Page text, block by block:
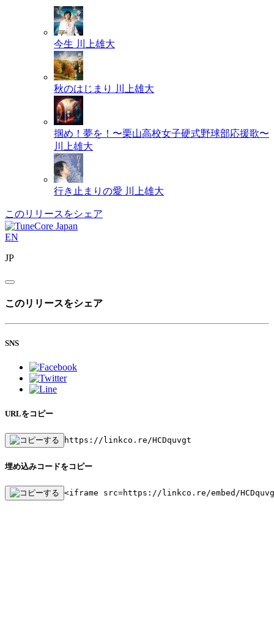
今生 川上雄大
秋のはじまり 川上雄大
掴め！夢を！〜栗山高校女子硬式野球部応援歌〜
川上雄大
行き止まりの愛 川上雄大
このリリースをシェア
EN
JP
このリリースをシェア
SNS
URLをコピー
https://linkco.re/HCDquvgt
埋め込みコードをコピー
<iframe src=https://linkco.re/embed/